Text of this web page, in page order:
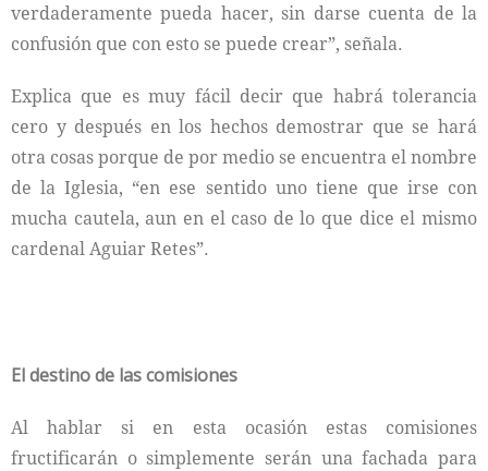
verdaderamente pueda hacer, sin darse cuenta de la
confusión que con esto se puede crear”, señala.
Explica que es muy fácil decir que habrá tolerancia
cero y después en los hechos demostrar que se hará
otra cosas porque de por medio se encuentra el nombre
de la Iglesia, “en ese sentido uno tiene que irse con
mucha cautela, aun en el caso de lo que dice el mismo
cardenal Aguiar Retes”.
El destino de las comisiones
Al hablar si en esta ocasión estas comisiones
fructificarán o simplemente serán una fachada para